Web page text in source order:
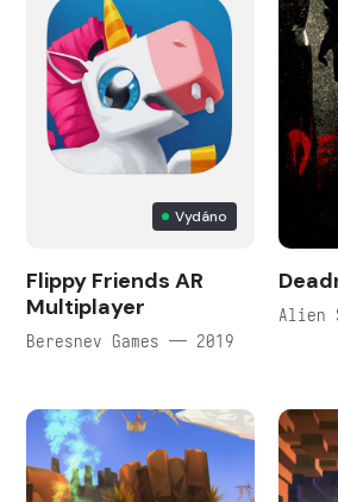
Vydáno
Flippy Friends AR
Multiplayer
Beresnev Games — 2019
Alien